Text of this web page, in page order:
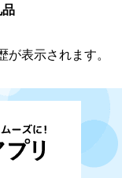
表示されます。